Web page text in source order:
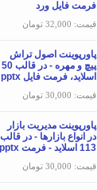
فرمت فایل ورد
قیمت: 32,000 تومان
پاورپوینت اصول تراش
پیچ و مهره - در قالب 50
اسلاید، فرمت فایل pptx
قیمت: 30,000 تومان
پاورپوینت مدیریت بازار
در انواع بازارها - در قالب
113 اسلاید - فرمت pptx
قیمت: 30,000 تومان